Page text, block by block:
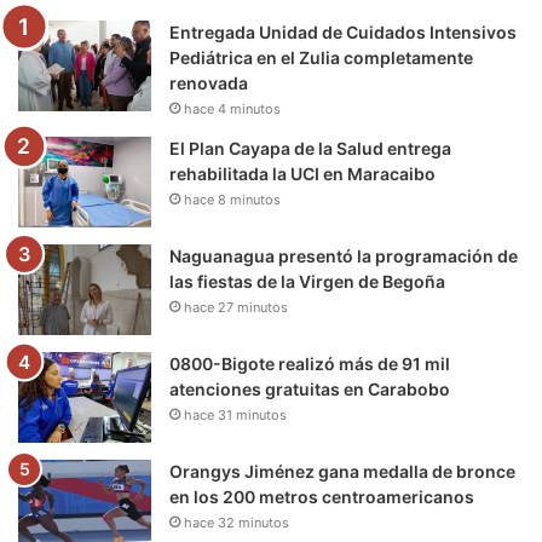
o
k
r
e
r
m
a
Entregada Unidad de Cuidados Intensivos
Pediátrica en el Zulia completamente
renovada
hace 4 minutos
El Plan Cayapa de la Salud entrega
rehabilitada la UCI en Maracaibo
hace 8 minutos
Naguanagua presentó la programación de
las fiestas de la Virgen de Begoña
hace 27 minutos
0800-Bigote realizó más de 91 mil
atenciones gratuitas en Carabobo
hace 31 minutos
Orangys Jiménez gana medalla de bronce
en los 200 metros centroamericanos
hace 32 minutos